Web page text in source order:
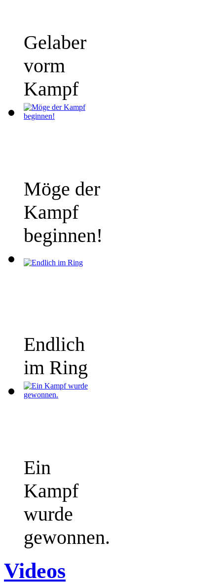
Gelaber
vorm
Kampf
Möge der
Kampf
beginnen!
Endlich
im Ring
Ein
Kampf
wurde
gewonnen.
Videos